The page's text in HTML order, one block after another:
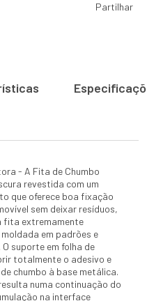
Partilhar
- A Fita de Chumbo
revestida com um
que oferece boa fixação
sem deixar resíduos,
fita extremamente
em padrões e
suporte em folha de
totalmente o adesivo e
chumbo à base metálica.
numa continuação do
na interface